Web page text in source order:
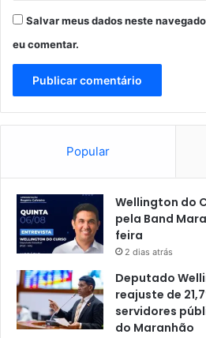
Salvar meus dados neste
eu comentar.
Popular
Wellington do
pela Band
feira
2 dias atrás
Deputado
reajuste de
servidores
do Maranhão